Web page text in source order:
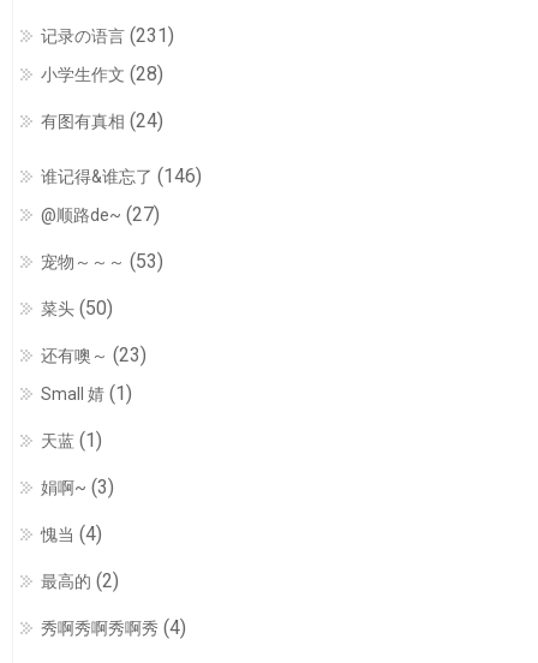
记录の语言 (231)
小学生作文 (28)
有图有真相 (24)
谁记得&谁忘了 (146)
@顺路de~ (27)
宠物～～～ (53)
菜头 (50)
还有噢～ (23)
Small 婧 (1)
天蓝 (1)
娟啊~ (3)
愧当 (4)
最高的 (2)
秀啊秀啊秀啊秀 (4)